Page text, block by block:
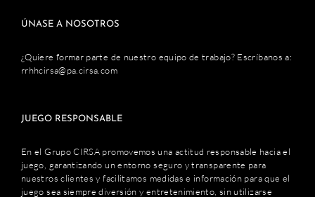
ÚNASE A NOSOTROS
¿Quiere formar parte de nuestro equipo de trabajo? Escríbanos a:
rrhhcirsa@pa.cirsa.com
JUEGO RESPONSABLE
En el Grupo CIRSA promovemos una actitud responsable hacia el
juego, garantizando un entorno seguro y transparente para
nuestros clientes y facilitamos medidas e información para que el
juego sea siempre diversión y entretenimiento, sin utilizarse